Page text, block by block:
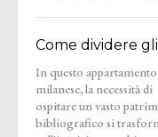
Come dividere
In questo appartamento
milanese, la necessità di
ospitare un vasto
bibliografico si
Scopriamo come
l'inserimento di una libreria
divisoria e di arredi su
permetta di ridefinire